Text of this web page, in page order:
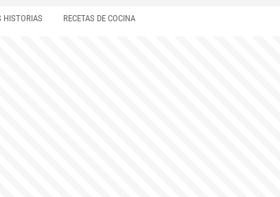
HISTORIAS RECETAS DE COCINA